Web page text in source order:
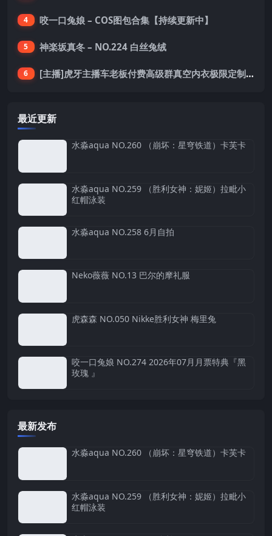
4 咬一口兔娘 – COS图包合集【持续更新中】
5 神楽坂真冬 – NO.224 白丝兔绒
6 [主播]虎牙主播车老板付费高级群真空内衣极限定制8分19
最近更新
水淼aqua NO.260 （崩坏：星穹铁道）卡芙卡
水淼aqua NO.259 （胜利女神：妮姬）拉毗小
红帽泳装
水淼aqua NO.258 6月自拍
Neko薇薇 NO.13 巴尔的摩礼服
虎森森 NO.050 Nikke胜利女神 梅里兔
咬一口兔娘 NO.274 2026年07月月票特典『黑
玫瑰 』
最新发布
水淼aqua NO.260 （崩坏：星穹铁道）卡芙卡
水淼aqua NO.259 （胜利女神：妮姬）拉毗小
红帽泳装